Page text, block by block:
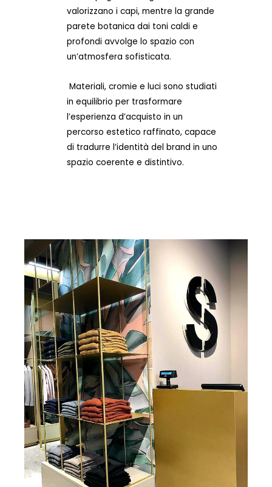
valorizzano i capi, mentre la grande
parete botanica dai toni caldi e
profondi avvolge lo spazio con
un’atmosfera sofisticata.
Materiali, cromie e luci sono studiati
in equilibrio per trasformare
l’esperienza d’acquisto in un
percorso estetico raffinato, capace
di tradurre l’identità del brand in uno
spazio coerente e distintivo.